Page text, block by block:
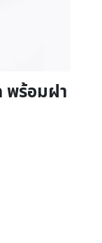
พร้อมฝา